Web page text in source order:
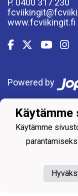
P. 0400 317 230
www.fcviikingit.fi
Powered by
Käytämme